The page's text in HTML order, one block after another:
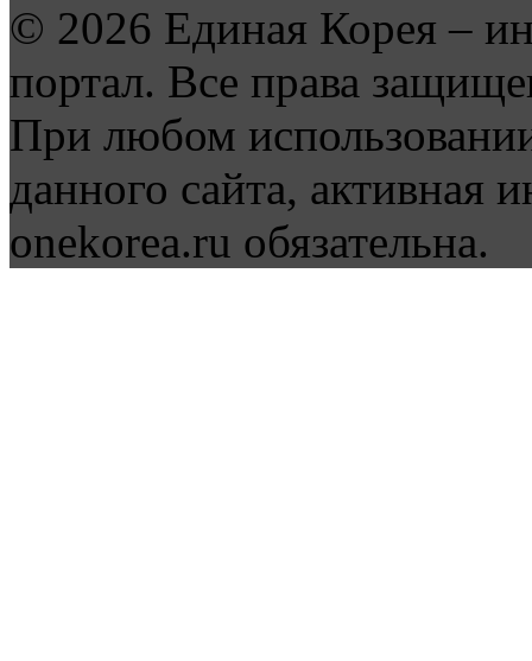
© 2026 Единая Корея –
портал. Все права
При любом
данного сайта, активная
onekorea.ru обязательна.